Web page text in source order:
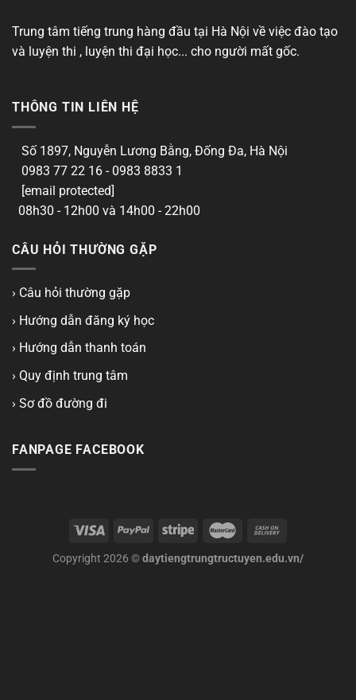
Trung tâm tiếng trung hàng đầu tại Hà Nội về việc đào tạo
và luyện thi , luyện thi đại học... cho người mất gốc.
THÔNG TIN LIÊN HỆ
Số 1897, Nguyễn Lương Bằng, Đống Đa, Hà Nội
0983 77 22 16 - 0983 8833 1
[email protected]
08h30 - 12h00 và 14h00 - 22h00
CÂU HỎI THƯỜNG GẶP
› Câu hỏi thường gặp
› Hướng dẫn đăng ký học
› Hướng dẫn thanh toán
› Quy định trung tâm
› Sơ đồ đường đi
FANPAGE FACEBOOK
Copyright 2026 ©daytiengtrungtructuyen.edu.vn/